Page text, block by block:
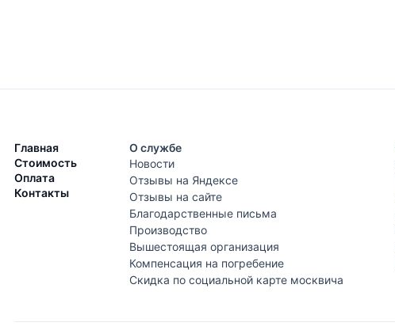
Главная
Стоимость
Оплата
Контакты
О службе
Новости
Отзывы на Яндексе
Отзывы на сайте
Благодарственные письма
Производство
Вышестоящая организация
Компенсация на погребение
Скидка по социальной карте москвича